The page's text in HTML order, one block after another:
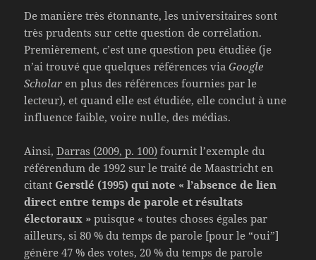
De manière très étonnante, les universitaires sont
très prudents sur cette question de corrélation.
Premièrement, c’est une question peu étudiée (je
n’ai trouvé que quelques références viaGoogle
Scholar en plus des références fournies par le
lecteur), et quand elle est étudiée, elle conclut à une
influence faible, voire nulle, des médias.
Ainsi,Darras (2009, p. 100) fournit l’exemple du
référendum de 1992 sur le traité de Maastricht en
citantGerstlé (1995) qui note « l’absence de lien
direct entre temps de parole et résultats
électoraux » puisque « toutes choses égales par
ailleurs, si 80 % du temps de parole [pour le “oui”]
génère 47 % des votes, 20 % du temps de parole